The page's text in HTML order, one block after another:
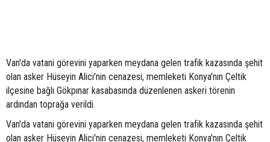
Van'da vatani görevini yaparken meydana gelen trafik kazasında şehit
olan asker Hüseyin Alici'nin cenazesi, memleketi Konya'nın Çeltik
ilçesine bağlı Gökpınar kasabasında düzenlenen askeri törenin
ardından toprağa verildi.
Van'da vatani görevini yaparken meydana gelen trafik kazasında şehit
olan asker Hüseyin Alici'nin cenazesi, memleketi Konya'nın Çeltik